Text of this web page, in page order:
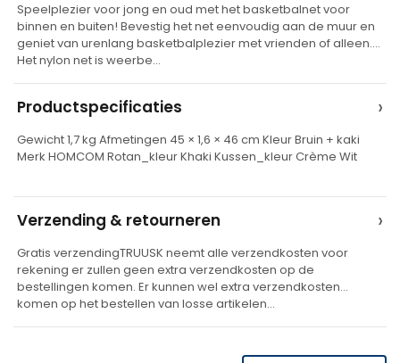
t
e
r
a
t
e
Speelplezier voor jong en oud met het basketbalnet voor
binnen en buiten! Bevestig het net eenvoudig aan de muur en
geniet van urenlang basketbalplezier met vrienden of alleen.
Het nylon net is weerbe…
Productspecificaties ›
Gewicht 1,7 kg Afmetingen 45 × 1,6 × 46 cm Kleur Bruin + kaki
Merk HOMCOM Rotan_kleur Khaki Kussen_kleur Crème Wit
Verzending & retourneren ›
Gratis verzendingTRUUSK neemt alle verzendkosten voor
rekening er zullen geen extra verzendkosten op de
bestellingen komen. Er kunnen wel extra verzendkosten
komen op het bestellen van losse artikelen…